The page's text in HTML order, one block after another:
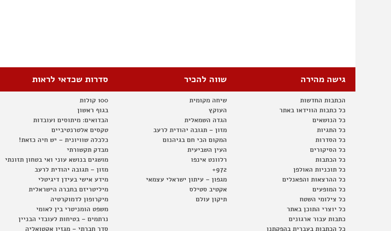
גישה מהירה
הכתבות החדשות
כל כתבות הווידאו באתר
כל הנושאים
כל התגיות
כל הסדרות
כל הסיקורים
כל הכתבות
כל תוכניות האולפן
כל ההרצאות והפאנלים
כל המופעים
כל צילומי השטח
כל יוצרי התוכן באתר
כתבות עבור ארגונים
כל הכתבות בעברית בהפקתנו
שווה להכיר
שיחה מקומית
העוקץ
הגדה השמאלית
מזון – תגובה יהודית לרעב
המקום הכי חם בגיהנום
העין השביעית
רלוונט אינפו
972+
מגפון – עיתון ישראלי עצמאי
אקטיב סטילס
תיקון עולם
סדרות שכדאי לראות
100 קולות
בגוף ראשון
הבדואים: מיתוסים ועובדות
טקסים אלטרנטיביים
כלכלה שוויונית – יש חיה כזאת!
מבדק תקשורתי
מושגים בנושא עוני ואי בטחון תזונתי
מזון – תגובה יהודית לרעב
מידע אישי בעידן דיגיטלי
מיליטריזם בחברה הישראלית
מיקרופון לדמוקרטיה
משפט הומניטרי בין לאומי
נרתמים – בטיחות לעובדי הבניין
סדר חברתי – מגזין אקטואליה